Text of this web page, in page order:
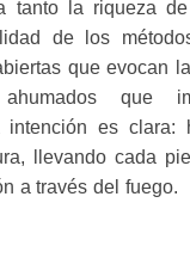
tanto la riqueza
de los
que evocan
que
intención es clara:
llevando cada
a través del fuego.